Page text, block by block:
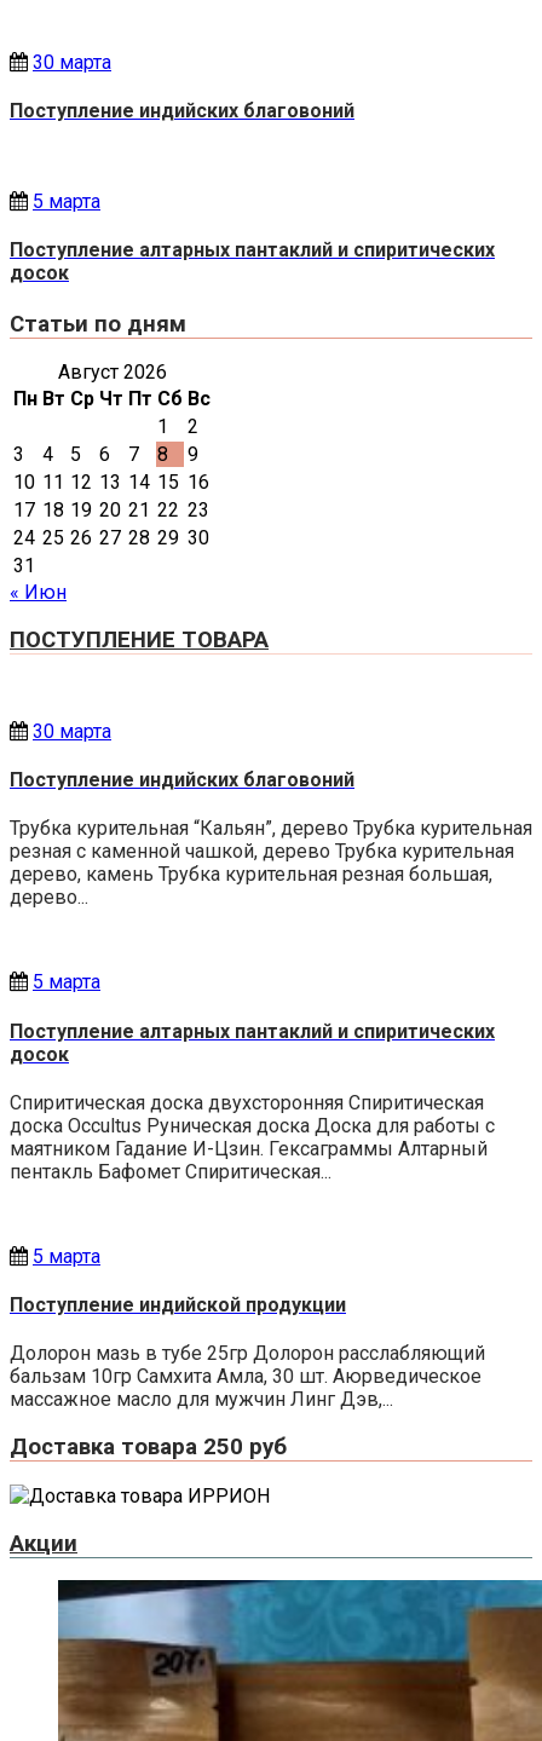
30 марта
Поступление индийских благовоний
5 марта
Поступление алтарных пантаклий и спиритических
досок
Статьи по дням
Август 2026
Пн Вт Ср Чт Пт Сб Вс
1
2
3
4 5 6 7 8
9
10 11 12 13 14 15 16
17 18 19 20 21 22 23
24 25 26 27 28 29 30
31
« Июн
ПОСТУПЛЕНИЕ ТОВАРА
30 марта
Поступление индийских благовоний
Трубка курительная “Кальян”, дерево Трубка курительная
резная с каменной чашкой, дерево Трубка курительная
дерево, камень Трубка курительная резная большая,
дерево...
5 марта
Поступление алтарных пантаклий и спиритических
досок
Спиритическая доска двухсторонняя Спиритическая
доска Occultus Руническая доска Доска для работы с
маятником Гадание И-Цзин. Гексаграммы Алтарный
пентакль Бафомет Спиритическая...
5 марта
Поступление индийской продукции
Долорон мазь в тубе 25гр Долорон расслабляющий
бальзам 10гр Самхита Амла, 30 шт. Аюрведическое
массажное масло для мужчин Линг Дэв,...
Доставка товара 250 руб
Акции